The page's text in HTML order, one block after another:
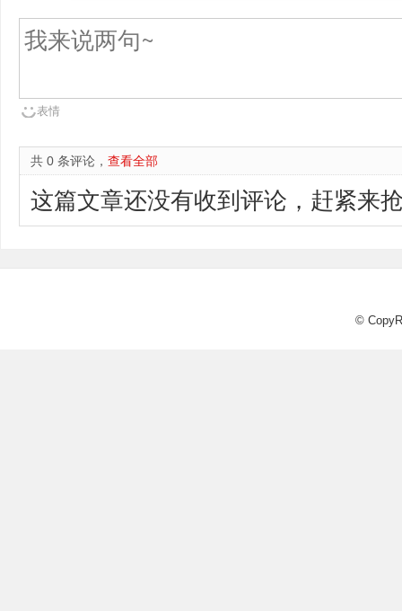
表情
共 0 条评论， 查看全部
这篇文章还没有收到评论，赶紧来
©